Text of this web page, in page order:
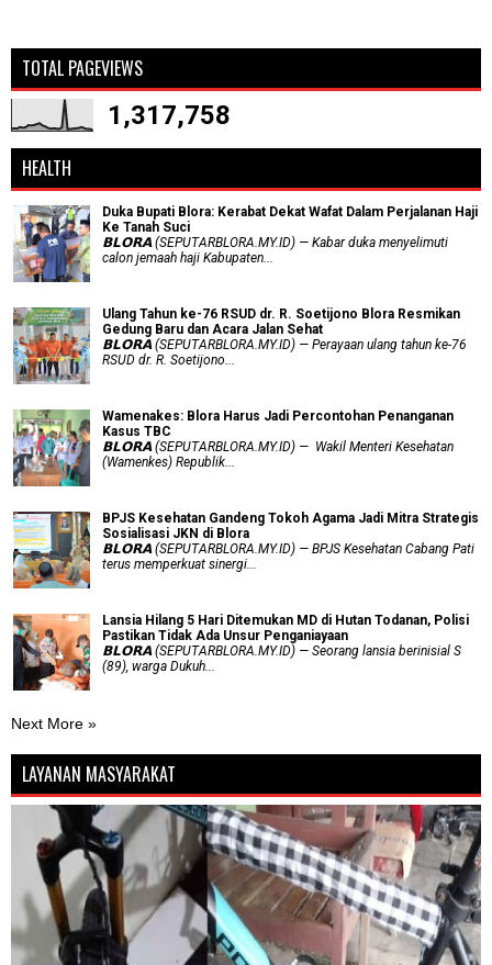
TOTAL PAGEVIEWS
1,317,758
HEALTH
Duka Bupati Blora: Kerabat Dekat Wafat Dalam Perjalanan Haji
Ke Tanah Suci
𝗕𝗟𝗢𝗥𝗔 (SEPUTARBLORA.MY.ID) — Kabar duka menyelimuti
calon jemaah haji Kabupaten...
Ulang Tahun ke-76 RSUD dr. R. Soetijono Blora Resmikan
Gedung Baru dan Acara Jalan Sehat
𝗕𝗟𝗢𝗥𝗔 (SEPUTARBLORA.MY.ID) — Perayaan ulang tahun ke-76
RSUD dr. R. Soetijono...
Wamenakes: Blora Harus Jadi Percontohan Penanganan
Kasus TBC
𝗕𝗟𝗢𝗥𝗔 (SEPUTARBLORA.MY.ID) — Wakil Menteri Kesehatan
(Wamenkes) Republik...
BPJS Kesehatan Gandeng Tokoh Agama Jadi Mitra Strategis
Sosialisasi JKN di Blora
𝗕𝗟𝗢𝗥𝗔 (SEPUTARBLORA.MY.ID) — BPJS Kesehatan Cabang Pati
terus memperkuat sinergi...
Lansia Hilang 5 Hari Ditemukan MD di Hutan Todanan, Polisi
Pastikan Tidak Ada Unsur Penganiayaan
𝗕𝗟𝗢𝗥𝗔 (SEPUTARBLORA.MY.ID) — Seorang lansia berinisial S
(89), warga Dukuh...
Next More »
LAYANAN MASYARAKAT